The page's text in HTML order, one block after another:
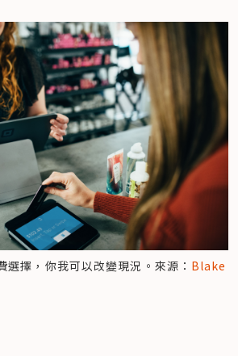
選擇，你我可以改變現況。來源： Blake